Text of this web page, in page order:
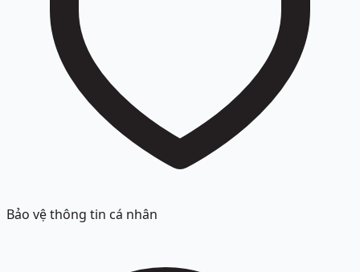
Bảo vệ thông tin cá nhân